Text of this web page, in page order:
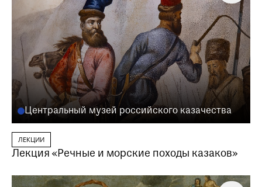
Центральный музей российского казачества
ЛЕКЦИИ
Лекция «Речные и морские походы казаков»